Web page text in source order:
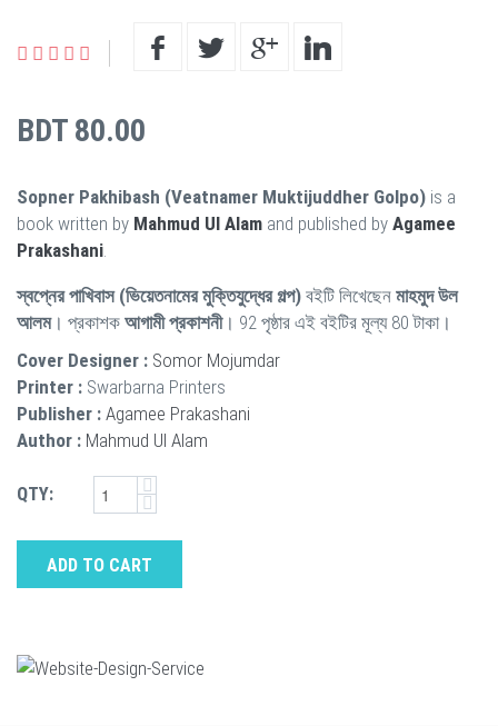
BDT 80.00
Sopner Pakhibash (Veatnamer Muktijuddher Golpo) is a
book written by Mahmud Ul Alam and published by Agamee
Prakashani
স্বপ্নের পাখিবাস (ভিয়েতনামের মুক্তিযুদ্ধের গল্প) বইটি লিখেছেন মাহমুদ উল
আলম। প্রকাশক আগামী প্রকাশনী। 92 পৃষ্ঠার এই বইটির মূল্য 80 টাকা।
Cover Designer : Somor Mojumdar
Printer : Swarbarna Printers
Publisher : Agamee Prakashani
Author : Mahmud Ul Alam
QTY:
ADD TO CART